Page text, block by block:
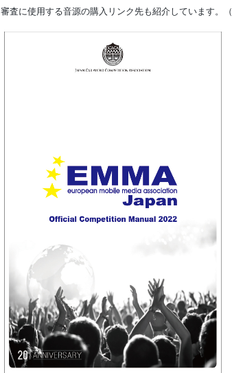
審査に使用する音源の購入リンク先も紹介しています。